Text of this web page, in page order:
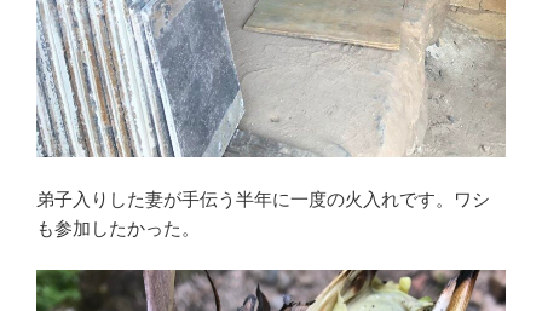
弟子入りした妻が手伝う半年に一度の火入れです。ワシ
も参加したかった。